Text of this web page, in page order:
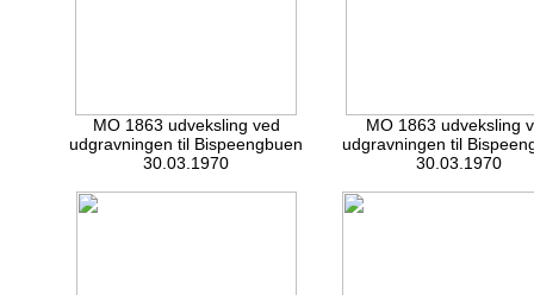
MO 1863 udveksling ved
udgravningen til Bispeengbuen
30.03.1970
MO 1863 udveksling
udgravningen til
30.03.1970